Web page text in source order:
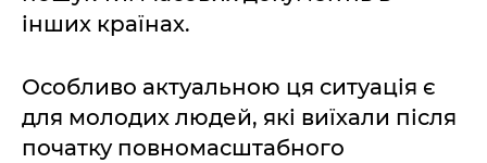
інших країнах.
Особливо актуальною ця ситуація є
для молодих людей, які виїхали після
початку повномасштабного